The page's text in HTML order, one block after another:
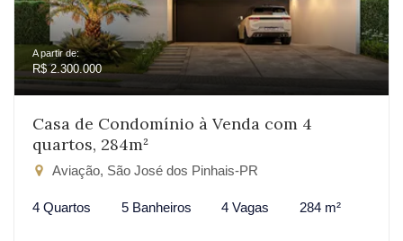
A partir de:
R$ 2.300.000
Casa de Condomínio à Venda com 4
quartos, 284m²
Aviação, São José dos Pinhais-PR
4 Quartos 5 Banheiros 4 Vagas 284 m²